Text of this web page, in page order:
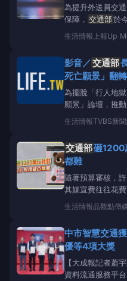
為提升外送員交
保障， 交通部於
全管理規則」及
得記載事項」兩
平台安全管理，
通部表示
生活情報 上報Up
影音／交通部
死亡願景」翻
為擺脫「行人地獄
願景」論壇，推
通部 長陳世凱與
程、法規及社會
投影展示帶著安
愛
生活情報TVBS新
交通部砸1200
都難
隨著預算審核，
其媒宣費往往花
媒體，以及成效
通安全入口網
宣導費每年250
生活情報品觀點傳
中市智慧交通
優等4項大獎
【大成報記者蕭
資料流通服務平